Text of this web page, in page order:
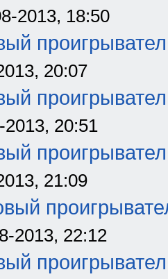
2013, 18:50
20:07
2013, 20:51
21:09
2013, 22:12